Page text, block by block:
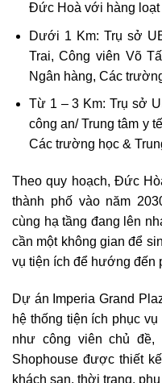
Đức Hoà với hàng loạt
Dưới 1 Km: Trụ sở
Trai, Công viên Võ
Ngân hàng, Các
Từ 1 – 3 Km: Trụ sở
công an/ Trung tâm y
Các trường học &
Theo quy hoạch, Đức
thành phố vào năm
cùng hạ tầng đang lên
cần một không gian để
vụ tiện ích để hướng đến
Dự án Imperia Grand
hệ thống tiện ích phục
như công viên chủ đề,
Shophouse được thiết
khách sạn, thời trang,